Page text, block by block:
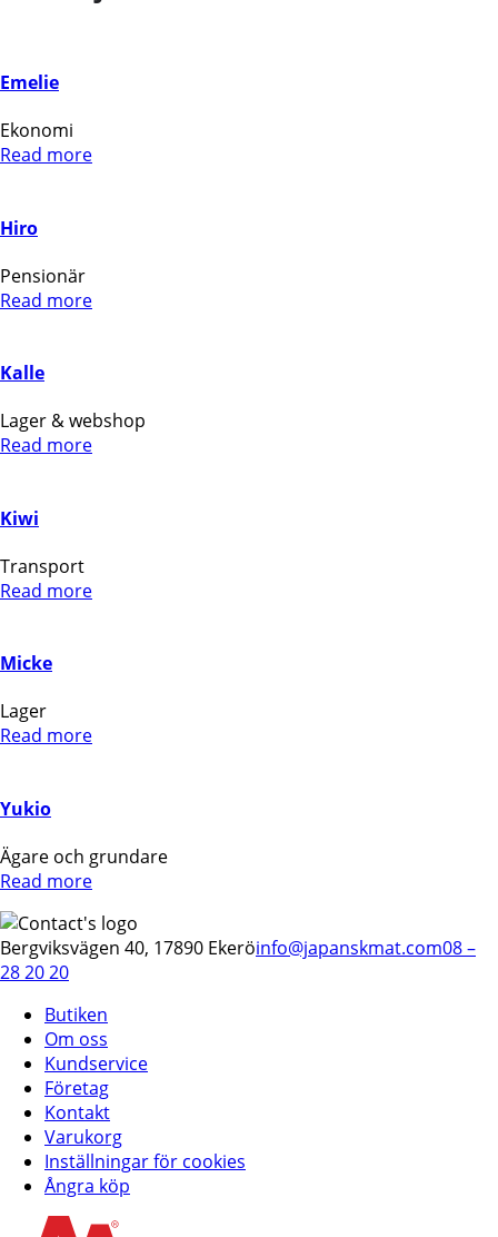
Emelie
Ekonomi
Read more
Hiro
Pensionär
Read more
Kalle
Lager & webshop
Read more
Kiwi
Transport
Read more
Micke
Lager
Read more
Yukio
Ägare och grundare
Read more
Bergviksvägen 40, 17890 Ekeröinfo@japanskmat.com08 –
28 20 20
Butiken
Om oss
Kundservice
Företag
Kontakt
Varukorg
Inställningar för cookies
Ångra köp